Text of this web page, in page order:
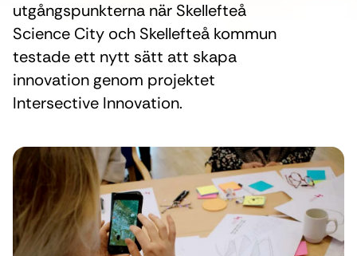
utgångspunkterna när Skellefteå
Science City och Skellefteå kommun
testade ett nytt sätt att skapa
innovation genom projektet
Intersective Innovation.